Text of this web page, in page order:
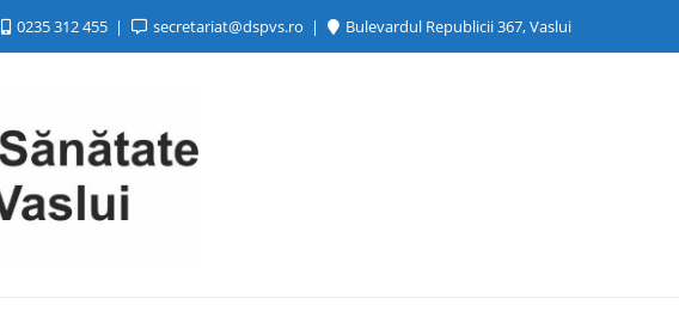
0235 312 455 secretariat@dspvs.ro Bulevardul Republicii 367, Vaslui